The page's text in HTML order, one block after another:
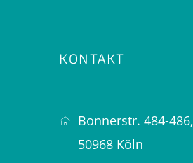
KONTAKT
Bonnerstr. 484-486,
50968 Köln